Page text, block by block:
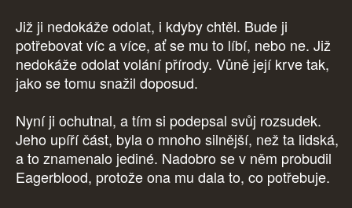
Již ji nedokáže odolat, i kdyby chtěl. Bude ji
potřebovat víc a více, ať se mu to líbí, nebo ne. Již
nedokáže odolat volání přírody. Vůně její krve tak,
jako se tomu snažil doposud.
Nyní ji ochutnal, a tím si podepsal svůj rozsudek.
Jeho upíří část, byla o mnoho silnější, než ta lidská,
a to znamenalo jediné. Nadobro se v něm probudil
Eagerblood, protože ona mu dala to, co potřebuje.